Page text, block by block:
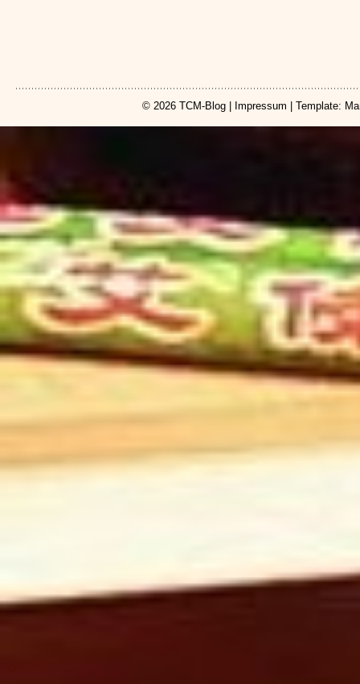
© 2026 TCM-Blog| Impressum | Template: